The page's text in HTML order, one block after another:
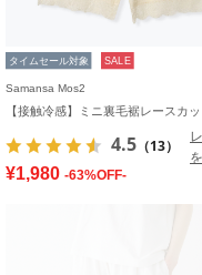
タイムセール対象 SALE
Samansa Mos2
4.5 （13）
¥1,980 -63%OFF-